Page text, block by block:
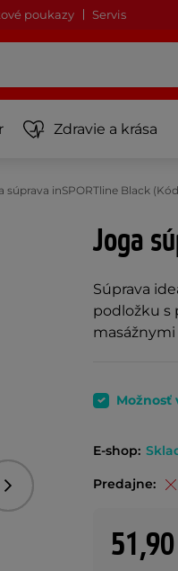
poukazy Servis
Zdravie a krása
súprava inSPORTline Black
Joga
Súprava
podložku s
Nasledujúce
Možnosť
E-shop:
Predajne: